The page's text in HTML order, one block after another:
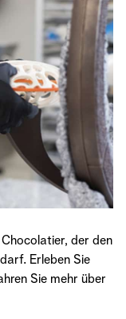
der den
Erleben Sie
Sie mehr über